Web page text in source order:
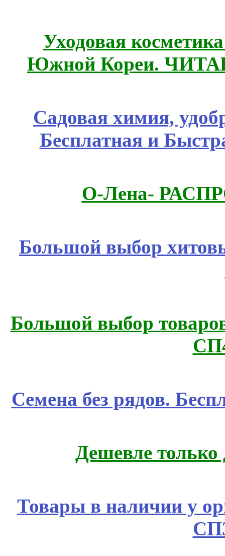
Уходовая
Южной Кореи.
Садовая химия,
Бесплатная и
О-Лена-
Большой выбор
Большой выбор
Семена без рядов.
Дешевле
Товары в наличии у